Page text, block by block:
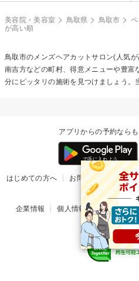
美容院・美容室 鳥取県 鳥取市
が高い順
鳥取市の メンズヘアカットサロン(人気が
南吉方などの町村、得意メニューや豊富
分にピッタリの施術を見つけましょう。
アプリからの予約なら
はじめての方へ お問い合わせ ヘ
掲載ご希望のサ
企業情報 個人情報保護方針 楽
© Rakuten